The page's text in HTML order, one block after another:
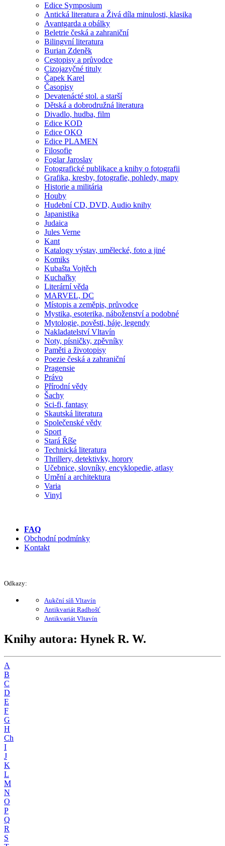
Edice Symposium
Antická literatura a Živá díla minulosti, klasika
Avantgarda a obálky
Beletrie česká a zahraniční
Bilingvní literatura
Burian Zdeněk
Cestopisy a průvodce
Cizojazyčné tituly
Čapek Karel
Časopisy
Devatenácté stol. a starší
Dětská a dobrodružná literatura
Divadlo, hudba, film
Edice KOD
Edice OKO
Edice PLAMEN
Filosofie
Foglar Jaroslav
Fotografické publikace a knihy o fotografii
Grafika, kresby, fotografie, pohledy, mapy
Historie a militária
Houby
Hudební CD, DVD, Audio knihy
Japanistika
Judaica
Jules Verne
Kant
Katalogy výstav, umělecké, foto a jiné
Komiks
Kubašta Vojtěch
Kuchařky
Literární věda
MARVEL, DC
Místopis a zeměpis, průvodce
Mystika, esoterika, náboženství a podobné
Mytologie, pověsti, báje, legendy
Nakladatelství Vltavín
Noty, písničky, zpěvníky
Paměti a životopisy
Poezie česká a zahraniční
Pragensie
Právo
Přírodní vědy
Šachy
Sci-fi, fantasy
Skautská literatura
Společenské vědy
Sport
Stará Říše
Technická literatura
Thrillery, detektivky, horory
Učebnice, slovníky, encyklopedie, atlasy
Umění a architektura
Varia
Vinyl
FAQ
Obchodní podmínky
Kontakt
Odkazy:
Aukční síň Vltavín
Antikvariát Radhošť
Antikvariát Vltavín
Knihy autora: Hynek R. W.
A
B
C
D
E
F
G
H
Ch
I
J
K
L
M
N
O
P
Q
R
S